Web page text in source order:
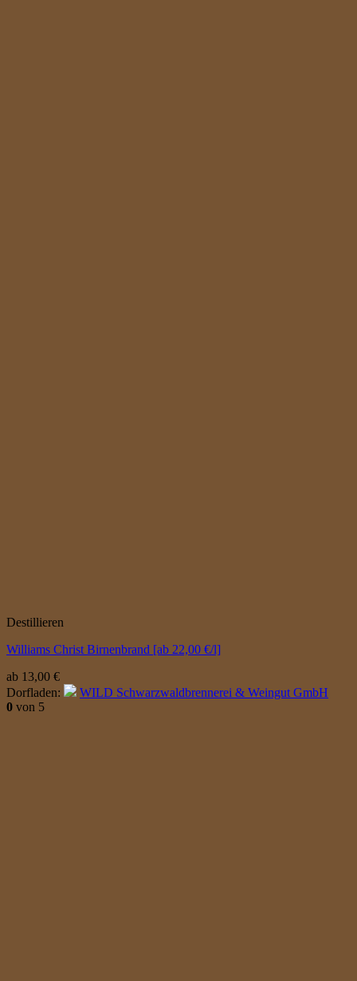
Destillieren
Williams Christ Birnenbrand [ab 22,00 €/l]
ab 13,00 €
Dorfladen:
WILD Schwarzwaldbrennerei & Weingut GmbH
0 von 5